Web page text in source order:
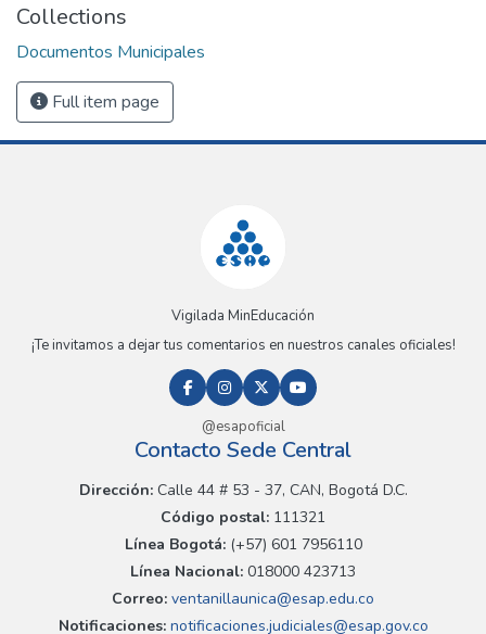
Collections
Documentos Municipales
Full item page
Vigilada MinEducación
¡Te invitamos a dejar tus comentarios en nuestros canales oficiales!
@esapoficial
Contacto Sede Central
Dirección:Calle 44 # 53 - 37, CAN, Bogotá D.C.
Código postal: 111321
Línea Bogotá:(+57) 601 7956110
Línea Nacional: 018000 423713
Correo: ventanillaunica@esap.edu.co
Notificaciones:notificaciones.judiciales@esap.gov.co